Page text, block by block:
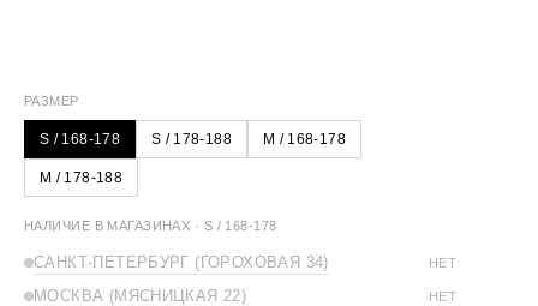
ДЛИНА РУКАВА 59 СМ
РАЗМЕР
S / 168-178 S / 178-188 M / 168-178
M / 178-188
НАЛИЧИЕ В МАГАЗИНАХ · S / 168-178
САНКТ-ПЕТЕРБУРГ (ГОРОХОВАЯ 34) НЕТ
МОСКВА (МЯСНИЦКАЯ 22) НЕТ